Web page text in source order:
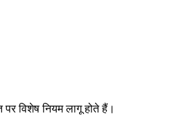
विशेष नियम लागू होते हैं।